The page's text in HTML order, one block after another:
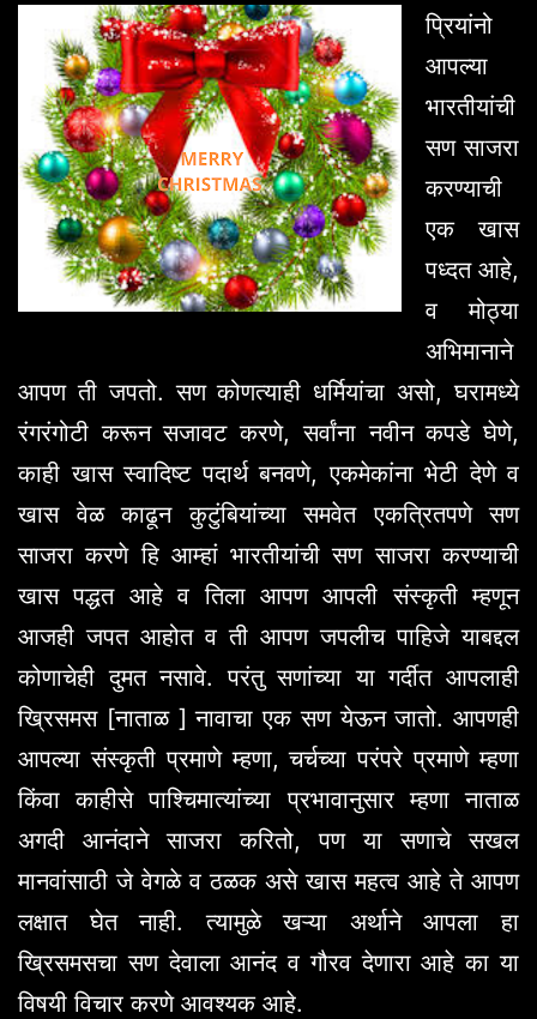
प्रियांनो
आपल्या
भारतीयांची
सण साजरा
करण्याची
एक खास
पध्दत आहे,
व मोठ्या
अभिमानाने
आपण ती जपतो. सण कोणत्याही धर्मियांचा असो, घरामध्ये
रंगरंगोटी करून सजावट करणे, सर्वांना नवीन कपडे घेणे,
काही खास स्वादिष्ट पदार्थ बनवणे, एकमेकांना भेटी देणे व
खास वेळ काढून कुटुंबियांच्या समवेत एकत्रितपणे सण
साजरा करणे हि आम्हां भारतीयांची सण साजरा करण्याची
खास पद्धत आहे व तिला आपण आपली संस्कृती म्हणून
आजही जपत आहोत व ती आपण जपलीच पाहिजे याबद्दल
कोणाचेही दुमत नसावे. परंतु सणांच्या या गर्दीत आपलाही
ख्रिसमस [नाताळ ] नावाचा एक सण येऊन जातो. आपणही
आपल्या संस्कृती प्रमाणे म्हणा, चर्चच्या परंपरे प्रमाणे म्हणा
किंवा काहीसे पाश्चिमात्यांच्या प्रभावानुसार म्हणा नाताळ
अगदी आनंदाने साजरा करितो, पण या सणाचे सखल
मानवांसाठी जे वेगळे व ठळक असे खास महत्व आहे ते आपण
लक्षात घेत नाही. त्यामुळे खऱ्या अर्थाने आपला हा
ख्रिसमसचा सण देवाला आनंद व गौरव देणारा आहे का या
विषयी विचार करणे आवश्यक आहे.